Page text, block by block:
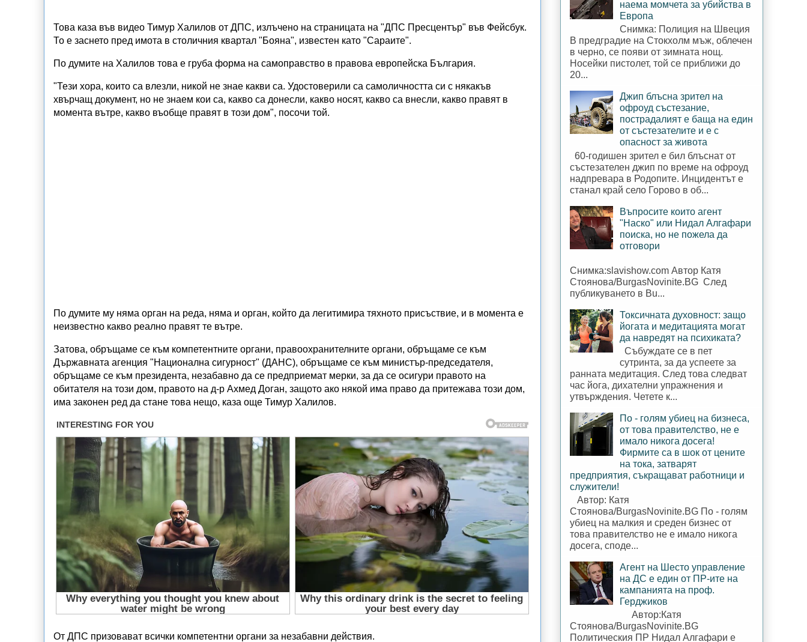
Това каза във видео Тимур Халилов от ДПС, излъчено на страницата на "ДПС Пресцентър" във Фейсбук.
То е заснето пред имота в столичния квартал "Бояна", известен като "Сараите".
По думите на Халилов това е груба форма на самоправство в правова европейска България.
"Тези хора, които са влезли, никой не знае какви са. Удостоверили са самоличността си с някакъв
хвърчащ документ, но не знаем кои са, какво са донесли, какво носят, какво са внесли, какво правят в
момента вътре, какво въобще правят в този дом", посочи той.
По думите му няма орган на реда, няма и орган, който да легитимира тяхното присъствие, и в момента е
неизвестно какво реално правят те вътре.
Затова, обръщаме се към компетентните органи, правоохранителните органи, обръщаме се към
Държавната агенция "Национална сигурност" (ДАНС), обръщаме се към министър-председателя,
обръщаме се към президента, незабавно да се предприемат мерки, за да се осигури правото на
обитателя на този дом, правото на д-р Ахмед Доган, защото ако някой има право да притежава този дом,
има законен ред да стане това нещо, каза още Тимур Халилов.
От ДПС призовават всички компетентни органи за незабавни действия.
наема момчета за убийства в
Европа
Снимка: Полиция на Швеция
В предградие на Стокхолм мъж, облечен
в черно, се появи от зимната нощ.
Носейки пистолет, той се приближи до
20...
Джип блъсна зрител на
офроуд състезание,
пострадалият е баща на един
от състезателите и е с
опасност за живота
60-годишен зрител е бил блъснат от
състезателен джип по време на офроуд
надпревара в Родопите. Инцидентът е
станал край село Горово в об...
Въпросите които агент
"Наско" или Нидал Алгафари
поиска, но не пожела да
отговори
Снимка:slavishow.com Автор Катя
Стоянова/BurgasNovinite.BG След
публикуването в Bu...
Токсичната духовност: защо
йогата и медитацията могат
да навредят на психиката?
Събуждате се в пет
сутринта, за да успеете за
ранната медитация. След това следват
час йога, дихателни упражнения и
утвърждения. Четете к...
По - голям убиец на бизнеса,
от това правителство, не е
имало никога досега!
Фирмите са в шок от цените
на тока, затварят
предприятия, съкращават работници и
служители!
Автор: Катя
Стоянова/BurgasNovinite.BG По - голям
убиец на малкия и среден бизнес от
това правителство не е имало никога
досега, споде...
Агент на Шесто управление
на ДС е един от ПР-ите на
кампанията на проф.
Герджиков
Автор:Катя
Стоянова/BurgasNovinite.BG
Политическия ПР Нидал Алгафари е